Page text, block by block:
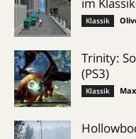
Klassik
Trinity:
(PS3)
Klassik